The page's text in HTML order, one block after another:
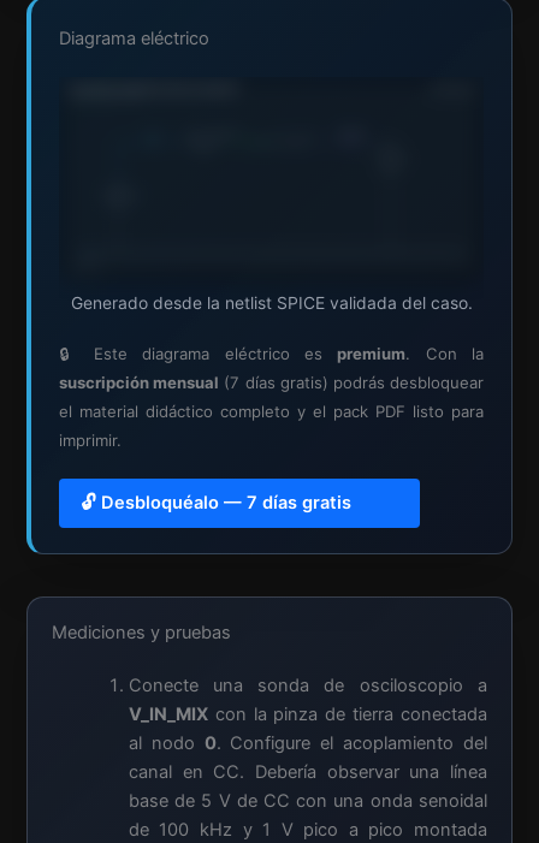
Diagrama eléctrico
Generado desde la netlist SPICE validada del caso.
🔒 Este diagrama eléctrico espremium. Con la
suscripción mensual (7 días gratis) podrás desbloquear
el material didáctico completo y el pack PDF listo para
imprimir.
🔓 Desbloquéalo — 7 días gratis
Mediciones y pruebas
Conecte una sonda de osciloscopio a
V_IN_MIXcon la pinza de tierra conectada
al nodo 0. Configure el acoplamiento del
canal en CC. Debería observar una línea
base de 5 V de CC con una onda senoidal
de 100 kHz y 1 V pico a pico montada